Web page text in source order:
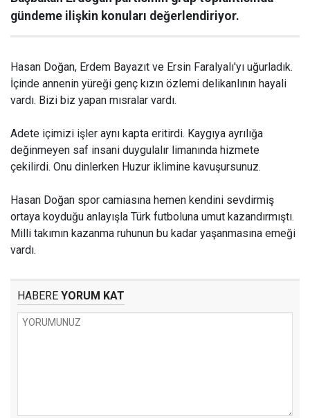
gündeme ilişkin konuları değerlendiriyor.
Hasan Doğan, Erdem Bayazıt ve Ersin Faralyalı'yı uğurladık.
İçinde annenin yüreği genç kızın özlemi delikanlının hayali
vardı. Bizi biz yapan mısralar vardı.
Adete içimizi işler aynı kapta eritirdi. Kaygıya ayrılığa
değinmeyen saf insani duygulalır limanında hizmete
çekilirdi. Onu dinlerken Huzur iklimine kavuşursunuz.
Hasan Doğan spor camiasına hemen kendini sevdirmiş
ortaya koyduğu anlayışla Türk futboluna umut kazandırmıştı.
Milli takımın kazanma ruhunun bu kadar yaşanmasına emeği
vardı.
HABERE YORUM KAT